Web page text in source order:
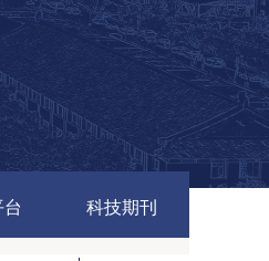
科技期刊